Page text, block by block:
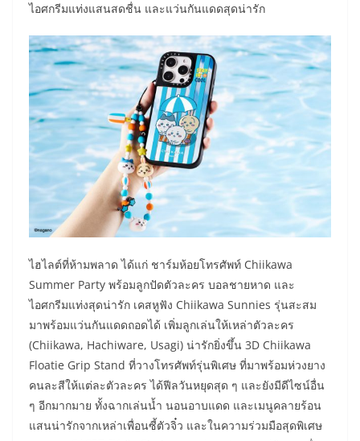
ไอศกรีมแท่งแสนสดชื่น และแว่นกันแดดสุดน่ารัก
ไฮไลต์ที่ห้ามพลาด ได้แก่ ชาร์มห้อยโทรศัพท์ Chiikawa
Summer Party พร้อมลูกปัดตัวละคร บอลชายหาด และ
ไอศกรีมแท่งสุดน่ารัก เคสหูฟัง Chiikawa Sunnies รุ่นสะสม
มาพร้อมแว่นกันแดดถอดได้ เพิ่มลูกเล่นให้เหล่าตัวละคร
(Chiikawa, Hachiware, Usagi) น่ารักยิ่งขึ้น 3D Chiikawa
Floatie Grip Stand ที่วางโทรศัพท์รุ่นพิเศษ ที่มาพร้อมห่วงยาง
คนละสีให้แต่ละตัวละคร ได้ฟีลวันหยุดสุด ๆ และยังมีดีไซน์อื่น
ๆ อีกมากมาย ทั้งฉากเล่นน้ำ นอนอาบแดด และเมนูคลายร้อน
แสนน่ารักจากเหล่าเพื่อนซี้ตัวจิ๋ว และในความร่วมมือสุดพิเศษ